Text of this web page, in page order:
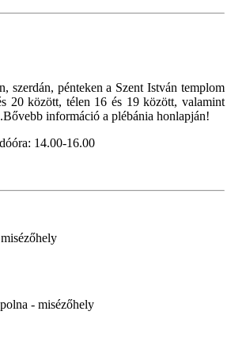
szerdán, pénteken a Szent István templom
20 között, télen 16 és 19 között, valamint
információ a plébánia honlapján!
14.00-16.00
- misézőhely